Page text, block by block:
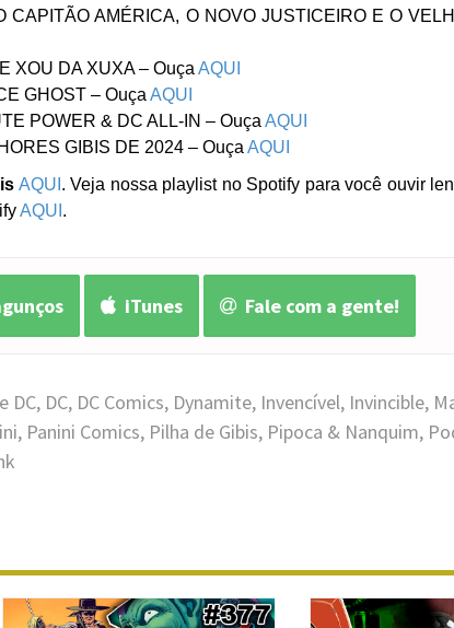
CAPITÃO AMÉRICA, O NOVO JUSTICEIRO E O
XOU DA XUXA – Ouça AQUI
GHOST – Ouça AQUI
POWER & DC ALL-IN – Ouça AQUI
GIBIS DE 2024 – Ouça AQUI
AQUI . Veja nossa playlist no Spotify para você ouvir
AQUI .
iTunes Fale com a gente!
DC, DC, DC Comics, Dynamite, Invencível, Invincible,
, Panini Comics, Pilha de Gibis, Pipoca & Nanquim,